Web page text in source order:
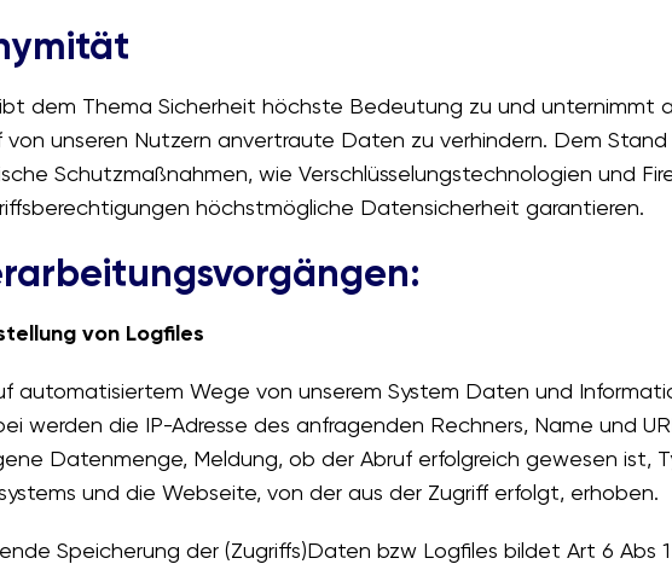
dem Thema Sicherheit höchste Bedeutung zu und unternimmt
unseren Nutzern anvertraute Daten zu verhindern. Dem
Schutzmaßnahmen, wie Verschlüsselungstechnologien und
höchstmögliche Datensicherheit garantieren.
von Logfiles
automatisiertem Wege von unserem System Daten und
werden die IP-Adresse des anfragenden Rechners, Name und
Datenmenge, Meldung, ob der Abruf erfolgreich gewesen ist,
und die Webseite, von der aus der Zugriff erfolgt, erhoben.
Speicherung der (Zugriffs)Daten bzw Logfiles bildet Art 6 Abs